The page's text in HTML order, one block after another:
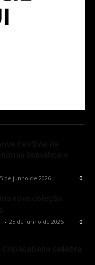
de junho de 2026 0
- 25 de junho de 2026 0